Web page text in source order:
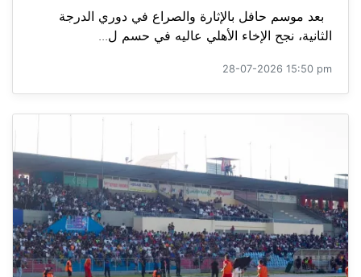
بعد موسم حافل بالإثارة والصراع في دوري الدرجة
الثانية، نجح الإخاء الأهلي عاليه في حسم ل...
28-07-2026 15:50 pm